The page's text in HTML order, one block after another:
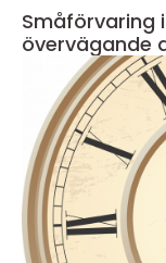
Småförvaring
övervägande